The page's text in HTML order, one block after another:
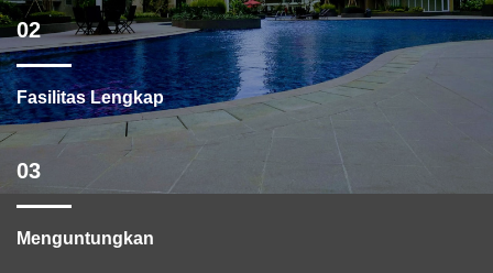
02
Fasilitas Lengkap
03
Menguntungkan